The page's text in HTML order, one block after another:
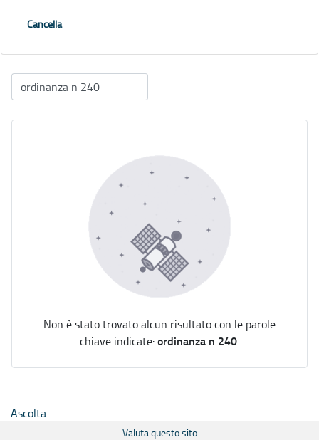
Cancella
Non è stato trovato alcun risultato con le parole
chiave indicate:ordinanza n 240.
Ascolta
Valuta questo sito